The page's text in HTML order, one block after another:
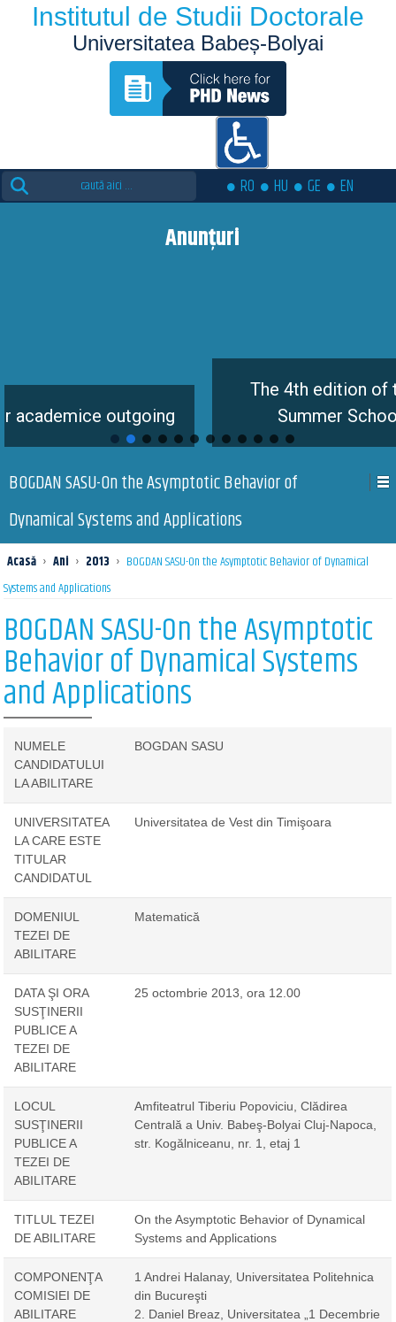
Institutul de Studii Doctorale
Universitatea Babeș-Bolyai
Search
for:
RO HU GE EN
Anunțuri
outgoing
The 4th edition of the Eutopia
Summer School is coming
BOGDAN SASU-On the Asymptotic Behavior of
Dynamical Systems and Applications
Acasă › Ani › 2013 › BOGDAN SASU-On the Asymptotic Behavior of Dynamical
Systems and Applications
BOGDAN SASU-On the Asymptotic
Behavior of Dynamical Systems
and Applications
NUMELE
CANDIDATULUI
LA ABILITARE
BOGDAN SASU
UNIVERSITATEA
LA CARE ESTE
TITULAR
CANDIDATUL
Universitatea de Vest din Timişoara
DOMENIUL
TEZEI DE
ABILITARE
Matematică
DATA ŞI ORA
SUSŢINERII
PUBLICE A
TEZEI DE
ABILITARE
25 octombrie 2013, ora 12.00
LOCUL
SUSŢINERII
PUBLICE A
TEZEI DE
ABILITARE
Amfiteatrul Tiberiu Popoviciu, Clădirea
Centrală a Univ. Babeş-Bolyai Cluj-Napoca,
str. Kogălniceanu, nr. 1, etaj 1
TITLUL TEZEI
DE ABILITARE
On the Asymptotic Behavior of Dynamical
Systems and Applications
COMPONENŢA
COMISIEI DE
ABILITARE
1 Andrei Halanay, Universitatea Politehnica
din Bucureşti
2. Daniel Breaz, Universitatea „1 Decembrie